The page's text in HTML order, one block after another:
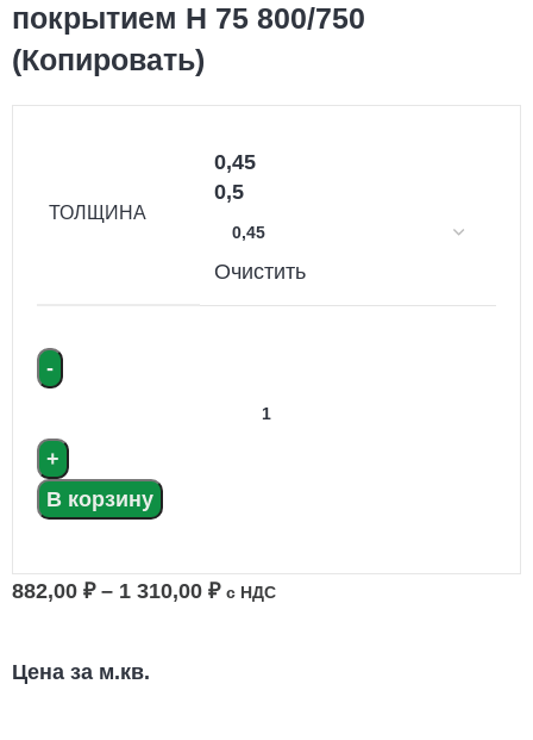
покрытием Н 75 800/750
(Копировать)
ТОЛЩИНА
0,45
0,5
Очистить
В корзину
882,00 ₽ – 1 310,00 ₽ с НДС
Цена за м.кв.